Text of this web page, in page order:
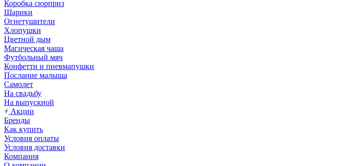
Коробка сюрприз
Шарики
Огнетушители
Хлопушки
Цветной дым
Магическая чаша
Футбольный мяч
Конфетти и пневмапушки
Послание малыша
Самолет
На свадьбу
На выпускной
Акции
Бренды
Как купить
Условия оплаты
Условия доставки
Компания